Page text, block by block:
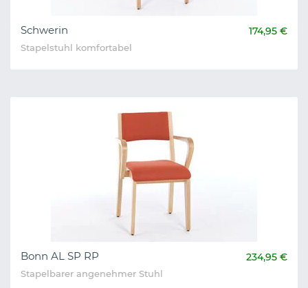
Schwerin 174,95 €
Stapelstuhl komfortabel
Bonn AL SP RP 234,95 €
Stapelbarer angenehmer Stuhl